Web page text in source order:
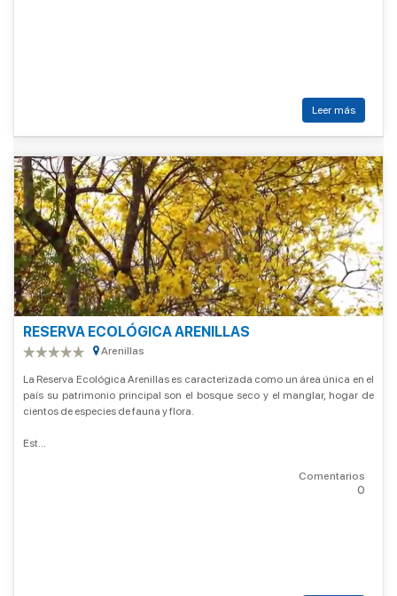
Leer más
RESERVA ECOLÓGICA ARENILLAS
Arenillas
La Reserva Ecológica Arenillas es caracterizada como un área única en el
país su patrimonio principal son el bosque seco y el manglar, hogar de
cientos de especies de fauna y flora.
Est...
Comentarios
0